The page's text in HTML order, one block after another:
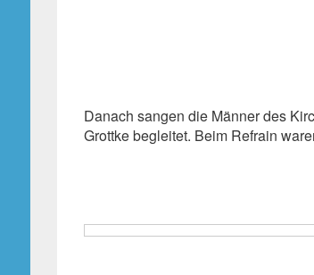
Danach sangen die Männer des
Grottke begleitet. Beim Refrain